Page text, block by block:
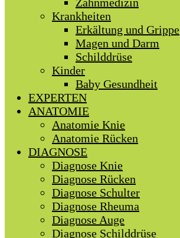
Krankheiten
Erkältung und Grippe
Magen und Darm
Schilddrüse
Kinder
Baby Gesundheit
EXPERTEN
ANATOMIE
Anatomie Knie
Anatomie Rücken
DIAGNOSE
Diagnose Knie
Diagnose Rücken
Diagnose Schulter
Diagnose Rheuma
Diagnose Auge
Diagnose Schilddrüse